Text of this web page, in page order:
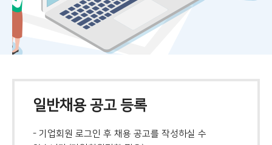
일반채용 공고 등록
- 기업회원 로그인 후 채용 공고를 작성하실 수